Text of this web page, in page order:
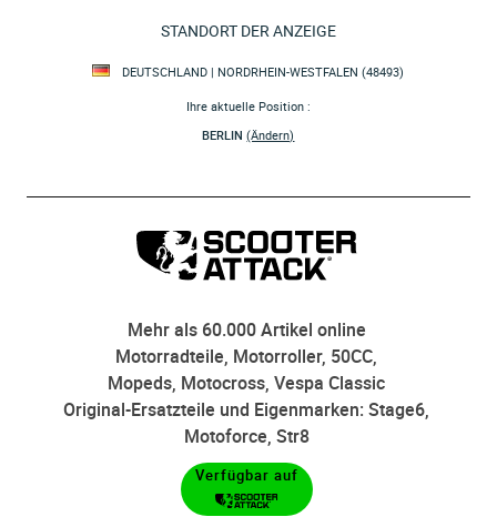
STANDORT DER ANZEIGE
DEUTSCHLAND | NORDRHEIN-WESTFALEN (48493)
Ihre aktuelle Position :
BERLIN(Ändern)
Mehr als 60.000 Artikel online
Motorradteile, Motorroller, 50CC,
Mopeds, Motocross, Vespa Classic
Original-Ersatzteile und Eigenmarken: Stage6,
Motoforce, Str8
Verfügbar auf